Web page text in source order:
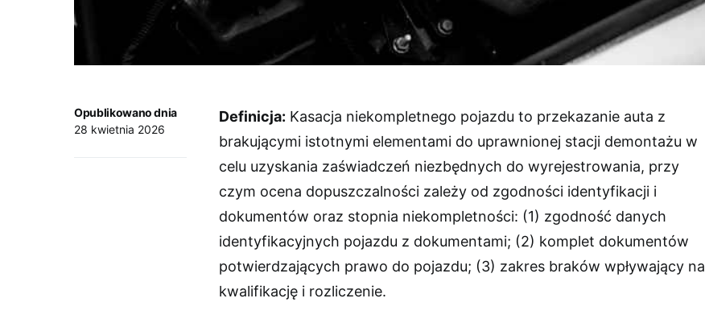
Opublikowano dnia
28 kwietnia 2026
Definicja: Kasacja niekompletnego pojazdu to przekazanie auta z
brakującymi istotnymi elementami do uprawnionej stacji demontażu w
celu uzyskania zaświadczeń niezbędnych do wyrejestrowania, przy
czym ocena dopuszczalności zależy od zgodności identyfikacji i
dokumentów oraz stopnia niekompletności: (1) zgodność danych
identyfikacyjnych pojazdu z dokumentami; (2) komplet dokumentów
potwierdzających prawo do pojazdu; (3) zakres braków wpływający na
kwalifikację i rozliczenie.